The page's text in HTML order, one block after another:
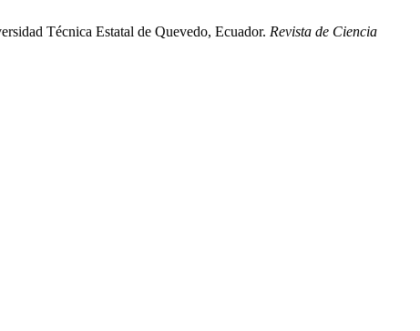
Técnica Estatal de Quevedo, Ecuador. Revista de Ciencia